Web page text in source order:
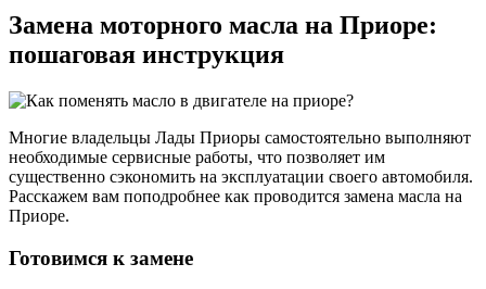
Замена моторного масла на Приоре:
пошаговая инструкция
Многие владельцы Лады Приоры самостоятельно выполняют
необходимые сервисные работы, что позволяет им
существенно сэкономить на эксплуатации своего автомобиля.
Расскажем вам поподробнее как проводится замена масла на
Приоре.
Готовимся к замене